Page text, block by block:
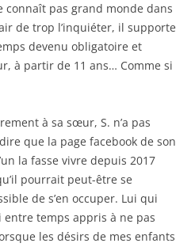
connaît pas grand monde dans
de trop l’inquiéter, il supporte
devenu obligatoire et
à partir de 11 ans… Comme si
à sa sœur, S. n’a pas
que la page facebook de son
la fasse vivre depuis 2017
pourrait peut-être se
de s’en occuper. Lui qui
entre temps appris à ne pas
les désirs de mes enfants